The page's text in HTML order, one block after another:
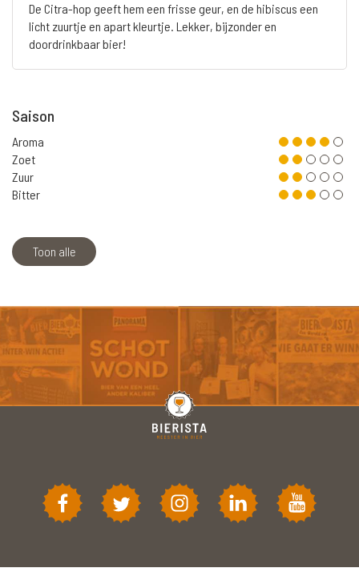
De Citra-hop geeft hem een frisse geur, en de hibiscus een
licht zuurtje en apart kleurtje. Lekker, bijzonder en
doordrinkbaar bier!
Saison
Aroma
Zoet
Zuur
Bitter
Toon alle